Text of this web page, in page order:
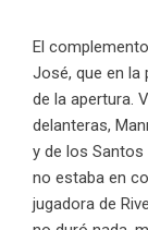
El
José, que en la
de la apertura.
delanteras,
y de los
no estaba en
jugadora de